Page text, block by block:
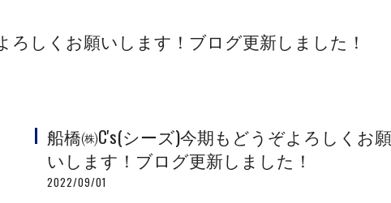
ろしくお願いします！ブログ更新しました！
船橋㈱C's(シーズ)今期もどうぞよろしくお願
いします！ブログ更新しました！
2022/09/01